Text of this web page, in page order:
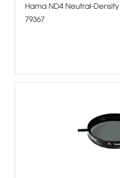
Hama ND4 Neutral-Density
79367